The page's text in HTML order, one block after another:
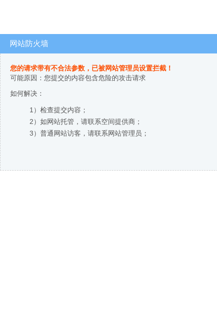
网站防火墙
您的请求带有不合法参数，已被网站管理员设置拦截！
可能原因：您提交的内容包含危险的攻击请求
如何解决：
1）检查提交内容；
2）如网站托管，请联系空间提供商；
3）普通网站访客，请联系网站管理员；